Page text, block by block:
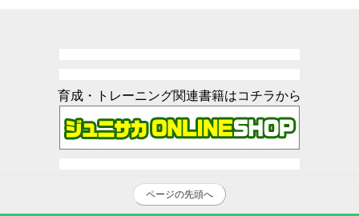
育成・トレーニング関連書籍はコチラから
ページの先頭へ